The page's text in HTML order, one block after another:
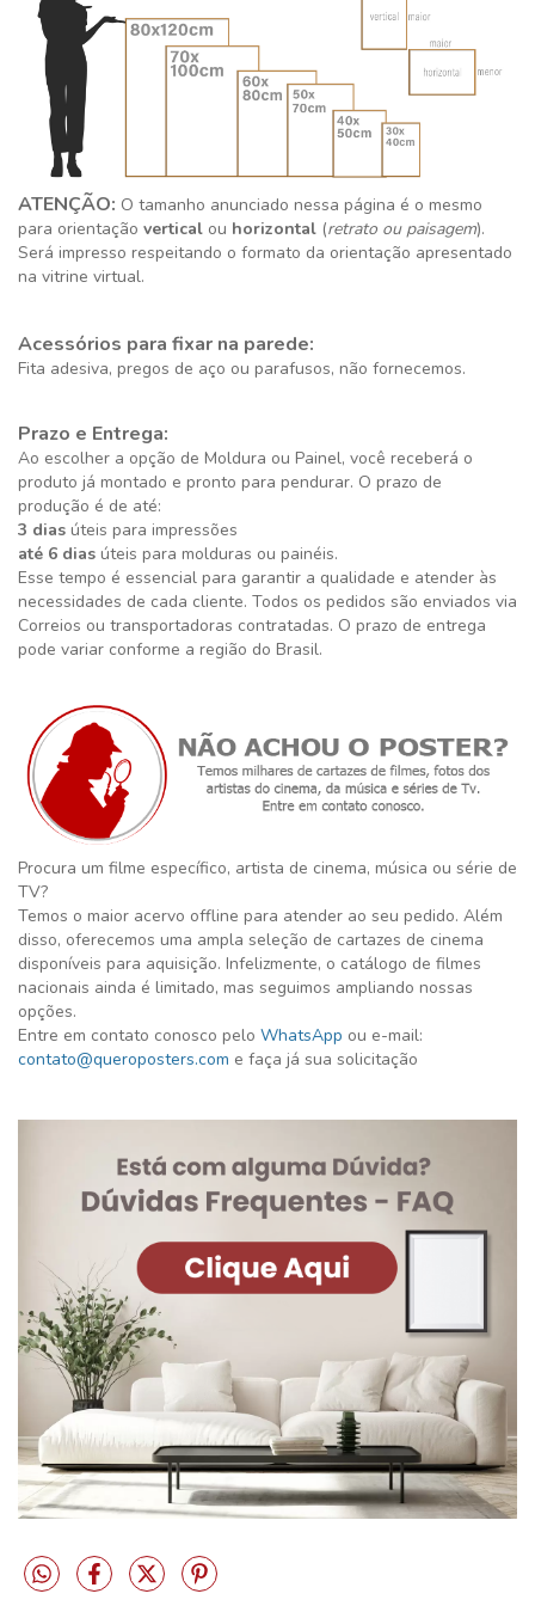
ATENÇÃO: O tamanho anunciado nessa página é o mesmo
para orientação vertical ou horizontal (retrato ou paisagem).
Será impresso respeitando o formato da orientação apresentado
na vitrine virtual.
Acessórios para fixar na parede:
Fita adesiva, pregos de aço ou parafusos, não fornecemos.
Prazo e Entrega:
Ao escolher a opção de Moldura ou Painel, você receberá o
produto já montado e pronto para pendurar. O prazo de
produção é de até:
3 dias úteis para impressões
até 6 dias úteis para molduras ou painéis.
Esse tempo é essencial para garantir a qualidade e atender às
necessidades de cada cliente. Todos os pedidos são enviados via
Correios ou transportadoras contratadas. O prazo de entrega
pode variar conforme a região do Brasil.
Procura um filme específico, artista de cinema, música ou série de
TV?
Temos o maior acervo offline para atender ao seu pedido. Além
disso, oferecemos uma ampla seleção de cartazes de cinema
disponíveis para aquisição. Infelizmente, o catálogo de filmes
nacionais ainda é limitado, mas seguimos ampliando nossas
opções.
Entre em contato conosco pelo WhatsApp ou e-mail:
contato@queroposters.com e faça já sua solicitação